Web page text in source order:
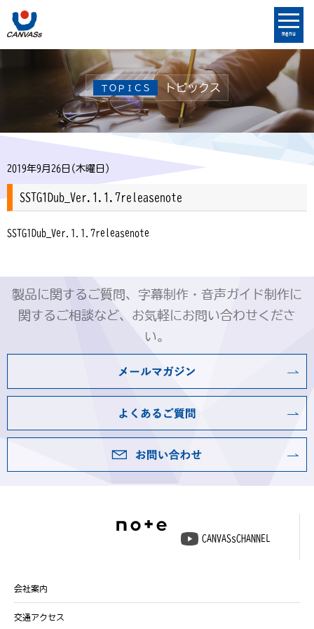
menu
ＴＯＰＩＣＳ トピックス
2019年9月26日(木曜日)
SSTG1Dub_Ver.1.1.7releasenote
SSTG1Dub_Ver.1.1.7releasenote
製品に関するご質問、字幕制作・音声ガイド制作に
関するご相談など、お気軽にお問い合わせくださ
い。
CANVASsCHANNEL
会社案内
交通アクセス